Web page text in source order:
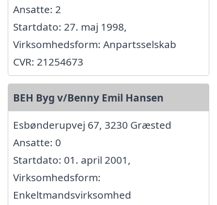
Ansatte: 2
Startdato: 27. maj 1998,
Virksomhedsform: Anpartsselskab
CVR: 21254673
BEH Byg v/Benny Emil Hansen
Esbønderupvej 67, 3230 Græsted
Ansatte: 0
Startdato: 01. april 2001,
Virksomhedsform:
Enkeltmandsvirksomhed